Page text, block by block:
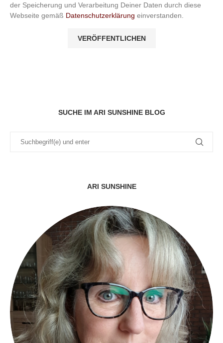
der Speicherung und Verarbeitung Deiner Daten durch diese
Webseite gemäß Datenschutzerklärung einverstanden.
SUCHE IM ARI SUNSHINE BLOG
ARI SUNSHINE